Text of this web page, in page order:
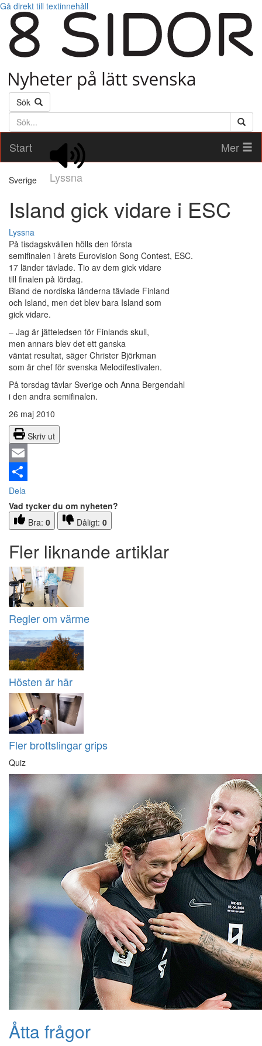
Gå direkt till textinnehåll
Sök
Söktext
Start
Lyssna
Mer
Sverige
Island gick vidare i ESC
Lyssna
På tisdagskvällen hölls den första
semifinalen i årets Eurovision Song Contest, ESC.
17 länder tävlade. Tio av dem gick vidare
till finalen på lördag.
Bland de nordiska länderna tävlade Finland
och Island, men det blev bara Island som
gick vidare.
– Jag är jätteledsen för Finlands skull,
men annars blev det ett ganska
väntat resultat, säger Christer Björkman
som är chef för svenska Melodifestivalen.
På torsdag tävlar Sverige och Anna Bergendahl
i den andra semifinalen.
26 maj 2010
Skriv ut
Email
Dela
Vad tycker du om nyheten?
Bra: 0 Dåligt: 0
Fler liknande artiklar
Regler om värme
Hösten är här
Fler brottslingar grips
Quiz
Åtta frågor